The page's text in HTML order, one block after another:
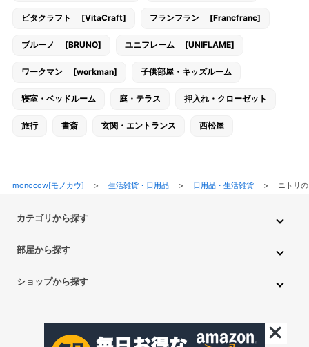
ビタクラフト [VitaCraft] フランフラン [Francfranc]
ブルーノ [BRUNO] ユニフレーム [UNIFLAME]
ワークマン [workman] 子供部屋・キッズルーム
寝室・ベッドルーム 庭・テラス 押入れ・クローゼット
旅行 書斎 玄関・エントランス 西松屋
monocow[モノカウ] > 生活雑貨・日用品> 日用品・生活雑貨> ニトリ
カテゴリから探す
ペット用品 ベビー・キッズ
部屋から探す
トイレ・洗面所 バスルーム 押入れ・クローゼット
玄関・エントランス 庭・テラス/a> 一人暮らし
ショップから探す